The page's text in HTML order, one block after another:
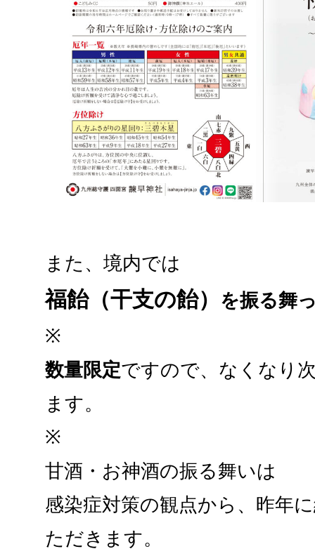
また、境内では
福飴（干支の飴）
を振る舞
※
数量限定ですので、なくなり
ます。
※
甘酒・お神酒の振る舞いは
感染症対策の観点から、昨年
ただきます。